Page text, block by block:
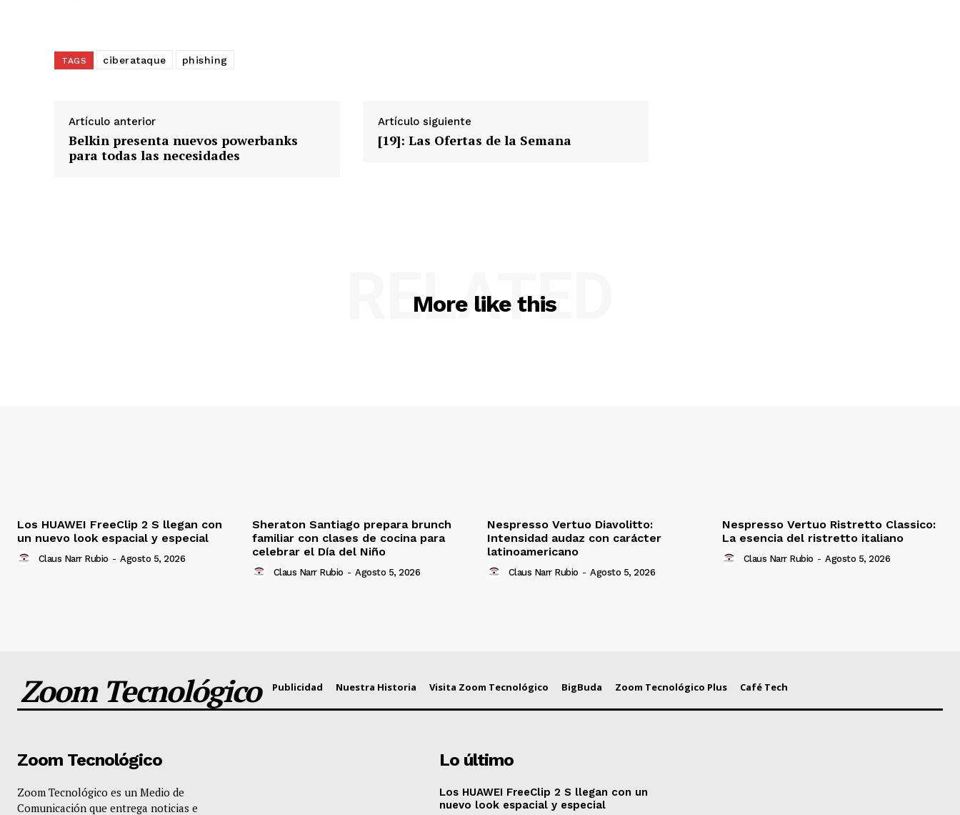
TAGS ciberataque phishing
Artículo anterior
Belkin presenta nuevos powerbanks
para todas las necesidades
Artículo siguiente
[19]: Las Ofertas de la Semana
More like this
RELATED
Los HUAWEI FreeClip 2 S llegan con
un nuevo look espacial y especial
Claus Narr Rubio - Agosto 5, 2026
Sheraton Santiago prepara brunch
familiar con clases de cocina para
celebrar el Día del Niño
Claus Narr Rubio - Agosto 5, 2026
Nespresso Vertuo Diavolitto:
Intensidad audaz con carácter
latinoamericano
Claus Narr Rubio - Agosto 5, 2026
Nespresso Vertuo Ristretto Classico:
La esencia del ristretto italiano
Claus Narr Rubio - Agosto 5, 2026
Zoom Tecnológico Publicidad Nuestra Historia Visita Zoom Tecnológico BigBuda Zoom Tecnológico Plus Café Tech
Zoom Tecnológico
Zoom Tecnológico es un Medio de
Comunicación que entrega noticias e
Lo último
Los HUAWEI FreeClip 2 S llegan con un
nuevo look espacial y especial